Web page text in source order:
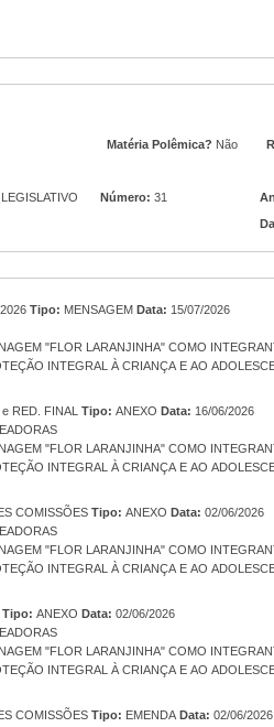
Matéria Polêmica? Não
Número: 31
Tipo: MENSAGEM Data: 15/07/2026
"FLOR LARANJINHA" COMO
INTEGRAL À CRIANÇA E AO
RED. FINAL Tipo: ANEXO Data: 16/06/2026
"FLOR LARANJINHA" COMO
INTEGRAL À CRIANÇA E AO
COMISSÕES Tipo: ANEXO Data: 02/06/2026
"FLOR LARANJINHA" COMO
INTEGRAL À CRIANÇA E AO
Tipo: ANEXO Data: 02/06/2026
"FLOR LARANJINHA" COMO
INTEGRAL À CRIANÇA E AO
COMISSÕES Tipo: EMENDA Data: 02/06/2026